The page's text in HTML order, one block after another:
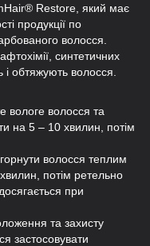
Restore, який має
продукції по
волосся.
синтетичних
і обтяжують волосся.
вологе волосся та
на 5 – 10 хвилин, потім
волосся теплим
потім ретельно
при
та захисту
застосовувати